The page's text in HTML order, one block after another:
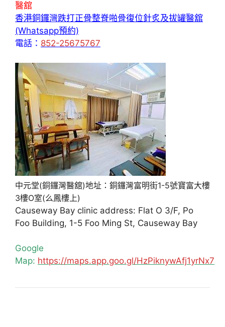
醫舘
香港銅鑼灣跌打正骨整脊啪骨復位針炙及拔罐醫舘
(Whatsapp預約)
電話： 852-25675767
中元堂(銅鑼灣醫舘)地址：銅鑼灣富明街1-5號寶富大樓
3樓O室(么鳳樓上)
Causeway Bay clinic address: Flat O 3/F, Po
Foo Building, 1-5 Foo Ming St, Causeway Bay
Google
Map: https://maps.app.goo.gl/HzPiknywAfj1yrNx7